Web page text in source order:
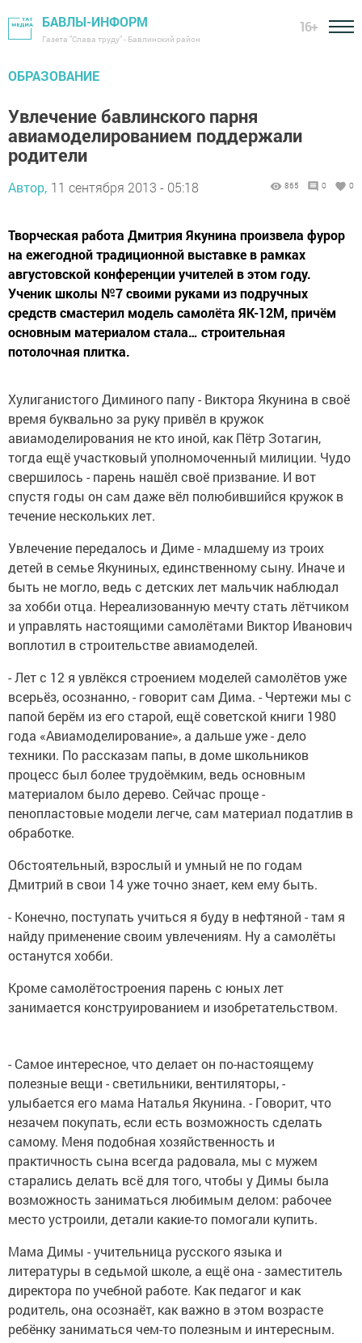
БАВЛЫ-ИНФОРМ
Газета "Слава труду" - Бавлинский район
16+
ОБРАЗОВАНИЕ
Увлечение бавлинского парня
авиамоделированием поддержали
родители
Автор, 11 сентября 2013 - 05:18 865 0 0
Творческая работа Дмитрия Якунина произвела фурор
на ежегодной традиционной выставке в рамках
августовской конференции учителей в этом году.
Ученик школы №7 своими руками из подручных
средств смастерил модель самолёта ЯК-12М, причём
основным материалом стала… строительная
потолочная плитка.
Хулиганистого Диминого папу - Виктора Якунина в своё
время буквально за руку привёл в кружок
авиамоделирования не кто иной, как Пётр Зотагин,
тогда ещё участковый уполномоченный милиции. Чудо
свершилось - парень нашёл своё призвание. И вот
спустя годы он сам даже вёл полюбившийся кружок в
течение нескольких лет.
Увлечение передалось и Диме - младшему из троих
детей в семье Якуниных, единственному сыну. Иначе и
быть не могло, ведь с детских лет мальчик наблюдал
за хобби отца. Нереализованную мечту стать лётчиком
и управлять настоящими самолётами Виктор Иванович
воплотил в строительстве авиамоделей.
- Лет с 12 я увлёкся строением моделей самолётов уже
всерьёз, осознанно, - говорит сам Дима. - Чертежи мы с
папой берём из его старой, ещё советской книги 1980
года «Авиамоделирование», а дальше уже - дело
техники. По рассказам папы, в доме школьников
процесс был более трудоёмким, ведь основным
материалом было дерево. Сейчас проще -
пенопластовые модели легче, сам материал податлив в
обработке.
Обстоятельный, взрослый и умный не по годам
Дмитрий в свои 14 уже точно знает, кем ему быть.
- Конечно, поступать учиться я буду в нефтяной - там я
найду применение своим увлечениям. Ну а самолёты
останутся хобби.
Кроме самолётостроения парень с юных лет
занимается конструированием и изобретательством.
- Самое интересное, что делает он по-настоящему
полезные вещи - светильники, вентиляторы, -
улыбается его мама Наталья Якунина. - Говорит, что
незачем покупать, если есть возможность сделать
самому. Меня подобная хозяйственность и
практичность сына всегда радовала, мы с мужем
старались делать всё для того, чтобы у Димы была
возможность заниматься любимым делом: рабочее
место устроили, детали какие-то помогали купить.
Мама Димы - учительница русского языка и
литературы в седьмой школе, а ещё она - заместитель
директора по учебной работе. Как педагог и как
родитель, она осознаёт, как важно в этом возрасте
ребёнку заниматься чем-то полезным и интересным.